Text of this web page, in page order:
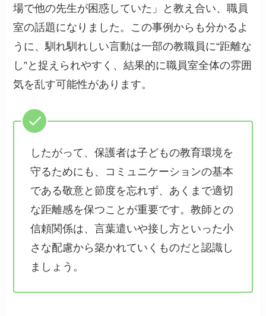
場で他の先生が困惑していた」と教え合い、職員
室の話題になりました。この事例からも分かるよ
うに、馴れ馴れしい言動は一部の教職員に“距離な
し”と捉えられやすく、結果的に職員室全体の雰囲
気を乱す可能性があります。
したがって、保護者は子どもの教育環境を
守るためにも、コミュニケーションの基本
である敬意と節度を忘れず、あくまで適切
な距離感を保つことが重要です。教師との
信頼関係は、言葉遣いや接し方といった小
さな配慮から築かれていくものだと認識し
ましょう。